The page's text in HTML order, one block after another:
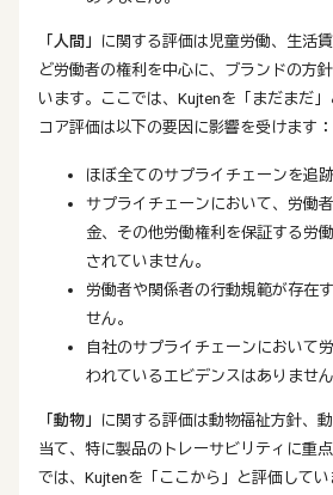
「人間」
に関する評価は児童労働、生活
ど労働者の権利を中心に、ブランドの方
います。ここでは、Kujtenを「まだまだ
コア評価は以下の要因に影響を受けます：
ほぼ全てのサプライチェーンを追跡
サプライチェーンにおいて、労働
金、その他労働権利を保証する労
されていません。
労働者や関係者の行動規範が存在
せん。
自社のサプライチェーンにおいて
われているエビデンスはありません
「動物」
に関する評価は動物福祉方針、
当て、特に製品のトレーサビリティに重
では、Kujtenを「ここから」と評価して